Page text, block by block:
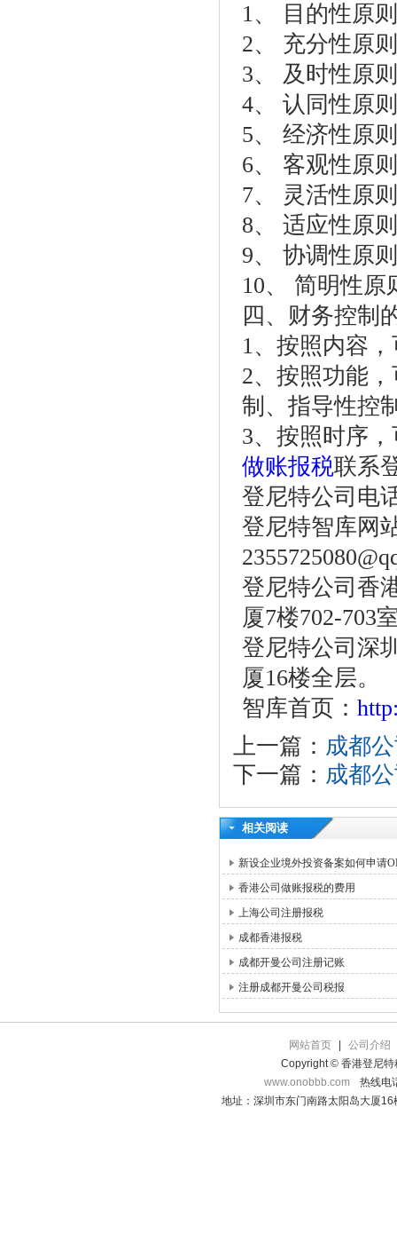
1、 目的性原
2、 充分性原
3、 及时性原
4、 认同性原
5、 经济性原
6、 客观性原
7、 灵活性原
8、 适应性原
9、 协调性原
10、 简明性原
四、财务控制
1、按照内容
2、按照功能
制、指导性控
3、按照时序
做账报税联系
登尼特公司电
登尼特智库网
登尼特公司香
厦7楼702-703
登尼特公司深
厦16楼全层。
智库首页：
上一篇： 成都
下一篇： 成都
相关阅读
新设企业境外投资备案如何申请
香港公司做账报税的费用
上海公司注册报税
成都香港报税
成都开曼公司注册记账
注册成都开曼公司税报
网站首页
公司介绍
Copyright © 香港登尼特
www.onobbb.com
热线电
地址：深圳市东门南路太阳岛大厦